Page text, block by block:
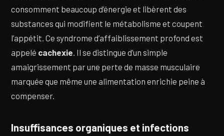
consomment beaucoup d’énergie et libèrent des
substances qui modifient le métabolisme et coupent
l’appétit. Ce syndrome d’affaiblissement profond est
appelé cachexie . Il se distingue d’un simple
amaigrissement par une perte de masse musculaire
marquée que même une alimentation enrichie peine à
compenser.
Insuffisances organiques et infections